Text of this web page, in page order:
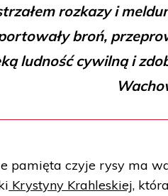
rozkazy i
broń,
ludność cywilną i
pamięta czyje rysy ma
Krystyny Krahleskiej,